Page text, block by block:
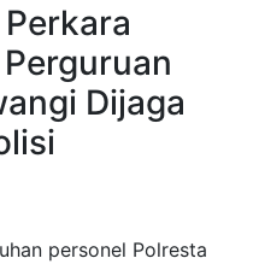
Dijaga
personel Polresta